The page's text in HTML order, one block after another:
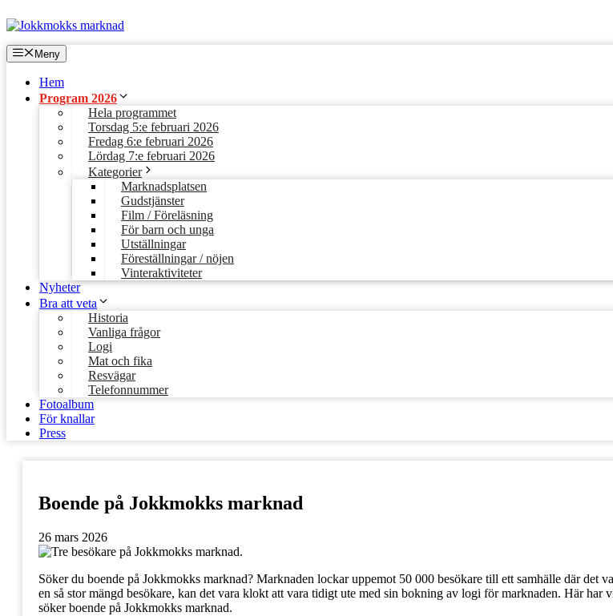
till
Meny
Hem
Program 2026
Hela programmet
Torsdag 5:e februari 2026
Fredag 6:e februari 2026
Lördag 7:e februari 2026
Kategorier
Marknadsplatsen
Gudstjänster
Film / Föreläsning
För barn och unga
Utställningar
Föreställningar / nöjen
Vinteraktiviteter
Nyheter
Bra att veta
Historia
Vanliga frågor
Logi
Mat och fika
Resvägar
Telefonnummer
Fotoalbum
För knallar
Press
Boende på Jokkmokks marknad
26 mars 2026
Söker du boende på Jokkmokks marknad? Marknaden lockar uppemot 50 000 besökare till ett samhälle där det
en så stor mängd besökare, kan det vara klokt att vara tidigt ute med sin bokning av logi för marknaden. Här har
söker boende på Jokkmokks marknad.